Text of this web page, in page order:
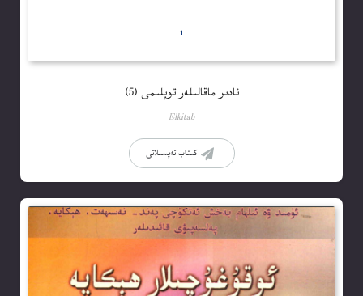
نادىر ماقالىلەر توپلىمى (5)
Elkitab
كىتاب تەپسىلاتى